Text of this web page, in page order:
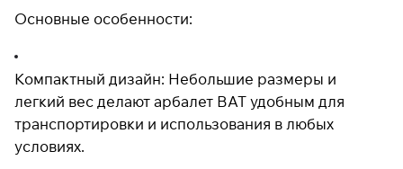
Основные особенности:
Компактный дизайн: Небольшие размеры и
легкий вес делают арбалет BAT удобным для
транспортировки и использования в любых
условиях.
об оплате Плайтом
25
раз в 2
недели
Остались вопросы?
8 800 302-02-51